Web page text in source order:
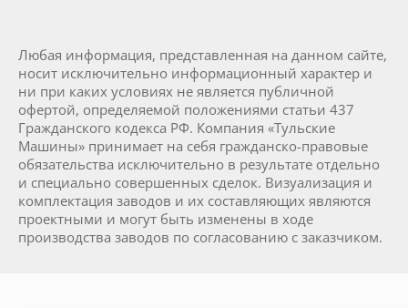
Любая информация, представленная на данном сайте,
носит исключительно информационный характер и
ни при каких условиях не является публичной
офертой, определяемой положениями статьи 437
Гражданского кодекса РФ. Компания «Тульские
Машины» принимает на себя гражданско-правовые
обязательства исключительно в результате отдельно
и специально совершенных сделок. Визуализация и
комплектация заводов и их составляющих являются
проектными и могут быть изменены в ходе
производства заводов по согласованию с заказчиком.